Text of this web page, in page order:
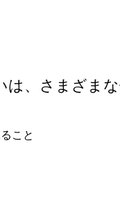
、さまざまな
こと